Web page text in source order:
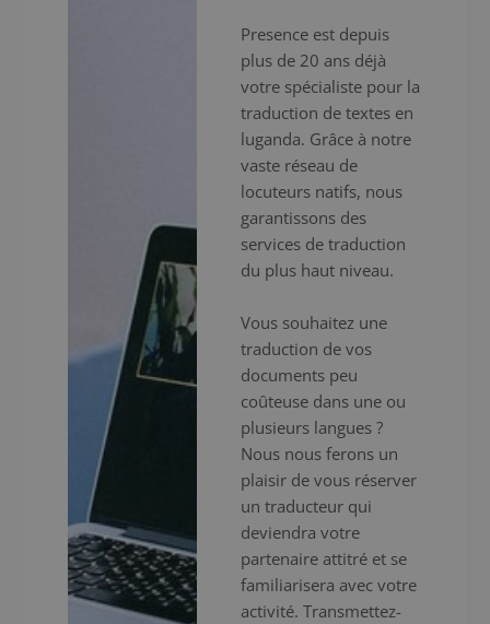
Presence est depuis
plus de 20 ans déjà
votre spécialiste pour la
traduction de textes en
luganda. Grâce à notre
vaste réseau de
locuteurs natifs, nous
garantissons des
services de traduction
du plus haut niveau.
Vous souhaitez une
traduction de vos
documents peu
coûteuse dans une ou
plusieurs langues ?
Nous nous ferons un
plaisir de vous réserver
un traducteur qui
deviendra votre
partenaire attitré et se
familiarisera avec votre
activité. Transmettez-